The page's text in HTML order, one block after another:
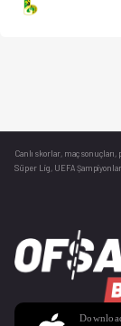
Canlı skorlar , maç
Süper Lig, UEFA